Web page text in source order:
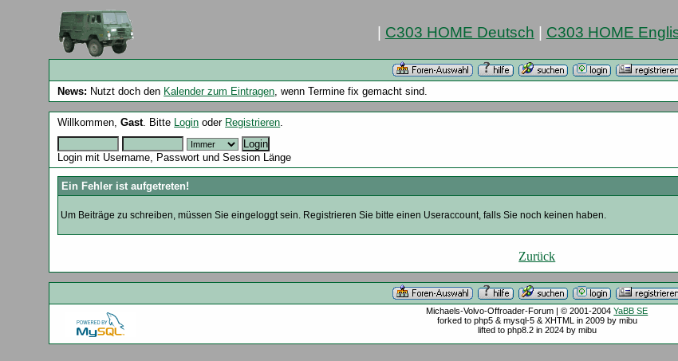
C303 HOME Deutsch C303 HOME
News: Nutzt doch den Kalender zum Eintragen, wenn Termine fix gemacht sind.
Willkommen,Gast. Bitte Login oder Registrieren.
Login mit Username, Passwort und Session Länge
Ein Fehler ist aufgetreten!
Um Beiträge zu schreiben, müssen Sie eingeloggt sein. Registrieren Sie bitte einen Useraccount, falls Sie noch keinen haben.
Zurück
Michaels-Volvo-Offroader-Forum | © 2001-2004YaBB SE
forked to php5 & mysql-5 & XHTML in 2009 by mibu
lifted to php8.2 in 2024 by mibu